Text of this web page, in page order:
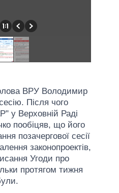
ВРУ Володимир
Після чого
у Верховній Раді
пообіцяв, що його
позачергової сесії
законопроектів,
Угоди про
протягом тижня